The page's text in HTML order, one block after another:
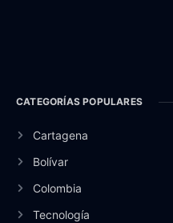
CATEGORÍAS POPULARES
Cartagena
Bolívar
Colombia
Tecnología